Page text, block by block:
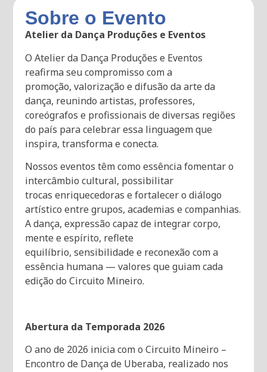
Sobre o Evento
Atelier da Dança Produções e Eventos
O Atelier da Dança Produções e Eventos
reafirma seu compromisso com a
promoção, valorização e difusão da arte da
dança, reunindo artistas, professores,
coreógrafos e profissionais de diversas regiões
do país para celebrar essa linguagem que
inspira, transforma e conecta.
Nossos eventos têm como essência fomentar o
intercâmbio cultural, possibilitar
trocas enriquecedoras e fortalecer o diálogo
artístico entre grupos, academias e companhias.
A dança, expressão capaz de integrar corpo,
mente e espírito, reflete
equilíbrio, sensibilidade e reconexão com a
essência humana — valores que guiam cada
edição do Circuito Mineiro.
Abertura da Temporada 2026
O ano de 2026 inicia com o Circuito Mineiro –
Encontro de Dança de Uberaba, realizado nos